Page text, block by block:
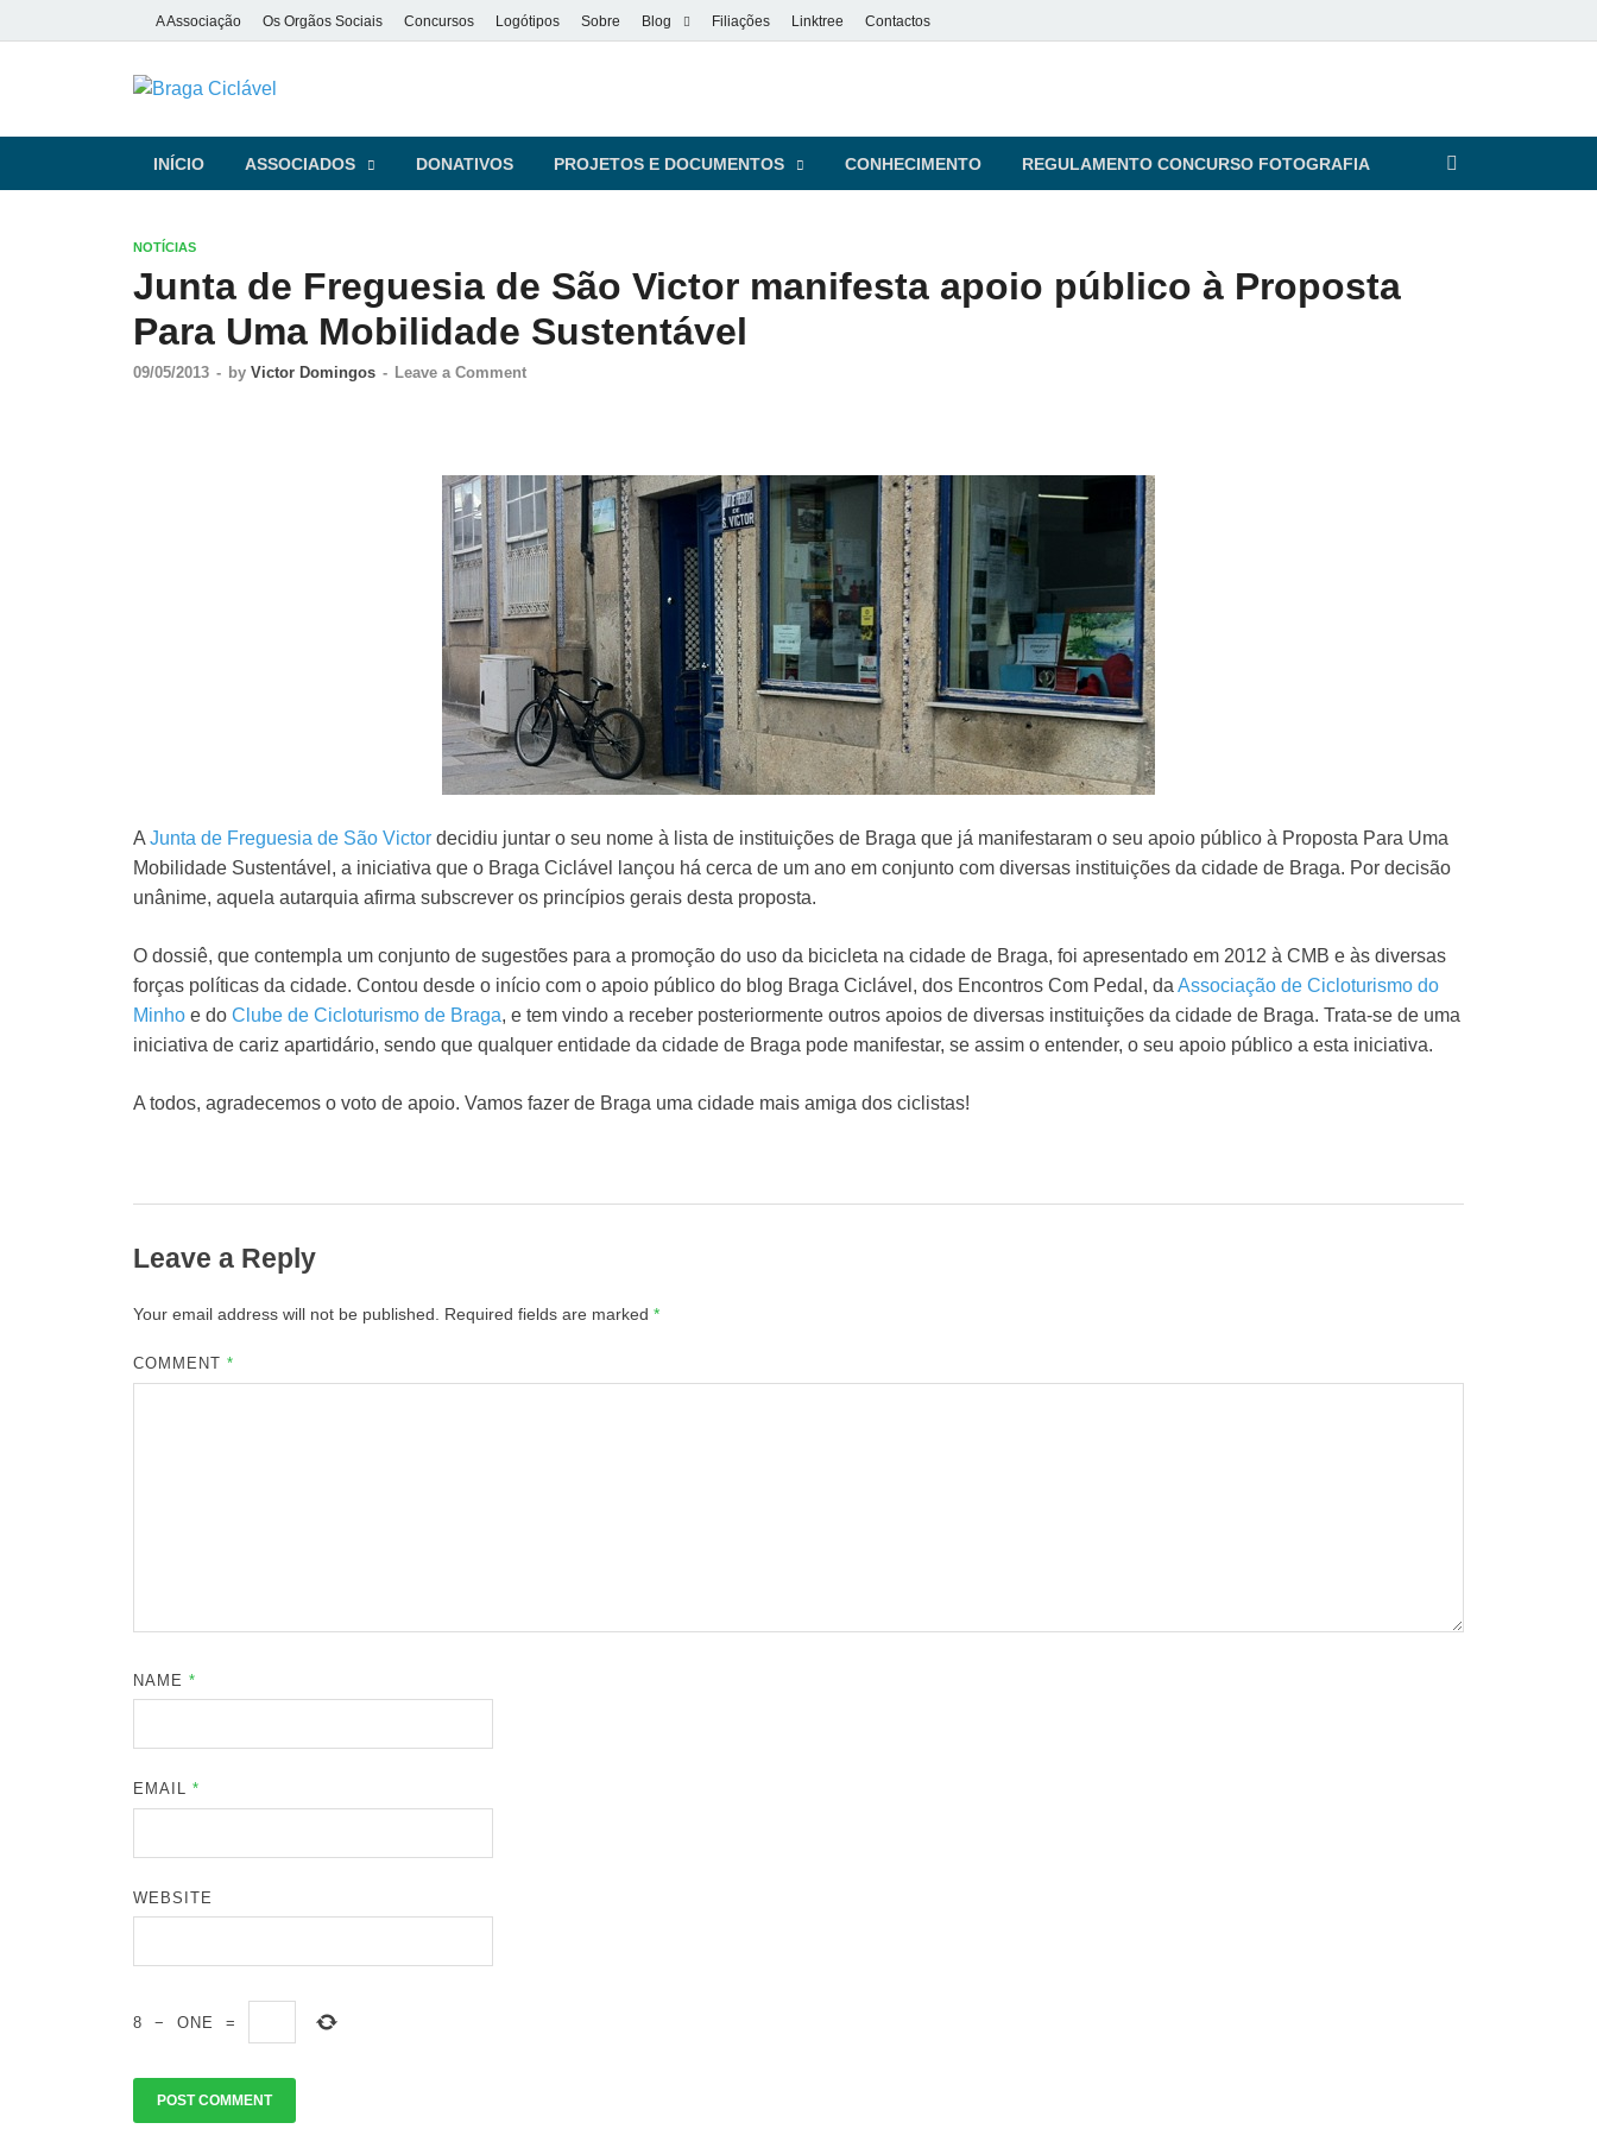
A Associação Os Orgãos Sociais Concursos Logótipos Sobre Blog Filiações Linktree Contactos
Braga Ciclável
INÍCIO ASSOCIADOS DONATIVOS PROJETOS E DOCUMENTOS CONHECIMENTO REGULAMENTO CONCURSO FOTOGRAFIA
NOTÍCIAS
Junta de Freguesia de São Victor manifesta apoio público à Proposta
Para Uma Mobilidade Sustentável
09/05/2013 - by Victor Domingos - Leave a Comment
A Junta de Freguesia de São Victor decidiu juntar o seu nome à lista de instituições de Braga que já manifestaram o seu apoio público à Proposta Para Uma
Mobilidade Sustentável, a iniciativa que o Braga Ciclável lançou há cerca de um ano em conjunto com diversas instituições da cidade de Braga. Por decisão
unânime, aquela autarquia afirma subscrever os princípios gerais desta proposta.
O dossiê, que contempla um conjunto de sugestões para a promoção do uso da bicicleta na cidade de Braga, foi apresentado em 2012 à CMB e às diversas
forças políticas da cidade. Contou desde o início com o apoio público do blog Braga Ciclável, dos Encontros Com Pedal, da Associação de Cicloturismo do
Minho e do Clube de Cicloturismo de Braga, e tem vindo a receber posteriormente outros apoios de diversas instituições da cidade de Braga. Trata-se de uma
iniciativa de cariz apartidário, sendo que qualquer entidade da cidade de Braga pode manifestar, se assim o entender, o seu apoio público a esta iniciativa.
A todos, agradecemos o voto de apoio. Vamos fazer de Braga uma cidade mais amiga dos ciclistas!
Leave a Reply
Your email address will not be published. Required fields are marked *
COMMENT*
NAME*
EMAIL*
WEBSITE
8 − ONE =